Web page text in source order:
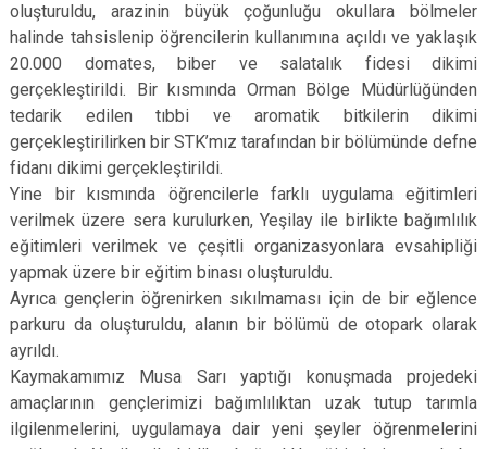
oluşturuldu, arazinin büyük çoğunluğu okullara bölmeler
halinde tahsislenip öğrencilerin kullanımına açıldı ve yaklaşık
20.000 domates, biber ve salatalık fidesi dikimi
gerçekleştirildi. Bir kısmında Orman Bölge Müdürlüğünden
tedarik edilen tıbbi ve aromatik bitkilerin dikimi
gerçekleştirilirken bir STK’mız tarafından bir bölümünde defne
fidanı dikimi gerçekleştirildi.
Yine bir kısmında öğrencilerle farklı uygulama eğitimleri
verilmek üzere sera kurulurken, Yeşilay ile birlikte bağımlılık
eğitimleri verilmek ve çeşitli organizasyonlara evsahipliği
yapmak üzere bir eğitim binası oluşturuldu.
Ayrıca gençlerin öğrenirken sıkılmaması için de bir eğlence
parkuru da oluşturuldu, alanın bir bölümü de otopark olarak
ayrıldı.
Kaymakamımız Musa Sarı yaptığı konuşmada projedeki
amaçlarının gençlerimizi bağımlılıktan uzak tutup tarımla
ilgilenmelerini, uygulamaya dair yeni şeyler öğrenmelerini